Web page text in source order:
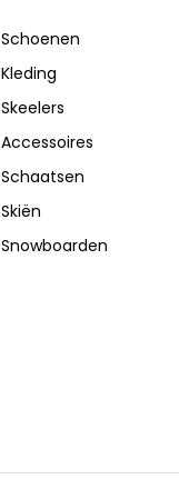
Schoenen
Kleding
Skeelers
Accessoires
Schaatsen
Skiën
Snowboarden